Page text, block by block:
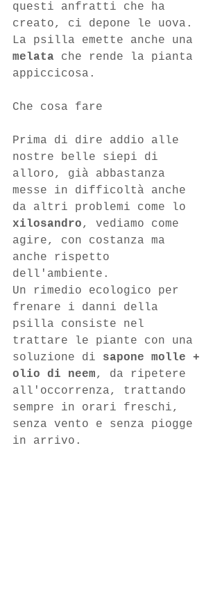
questi anfratti che ha
creato, ci depone le uova.
La psilla emette anche una
melata che rende la pianta
appiccicosa.
Che cosa fare
Prima di dire addio alle
nostre belle siepi di
alloro, già abbastanza
messe in difficoltà anche
da altri problemi come lo
xilosandro, vediamo come
agire, con costanza ma
anche rispetto
dell'ambiente.
Un rimedio ecologico per
frenare i danni della
psilla consiste nel
trattare le piante con una
soluzione di sapone molle +
olio di neem, da ripetere
all'occorrenza, trattando
sempre in orari freschi,
senza vento e senza piogge
in arrivo.